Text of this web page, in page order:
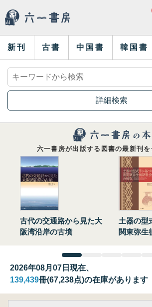
新刊 古書 中国書 韓国書
詳細検索
六一書房が出版する図書の最新刊を
古代の交通路から見た大
阪湾沿岸の古墳
土器の型
関東弥生
2026年08月07日現在、
139,439冊(67,238点)の在庫があります